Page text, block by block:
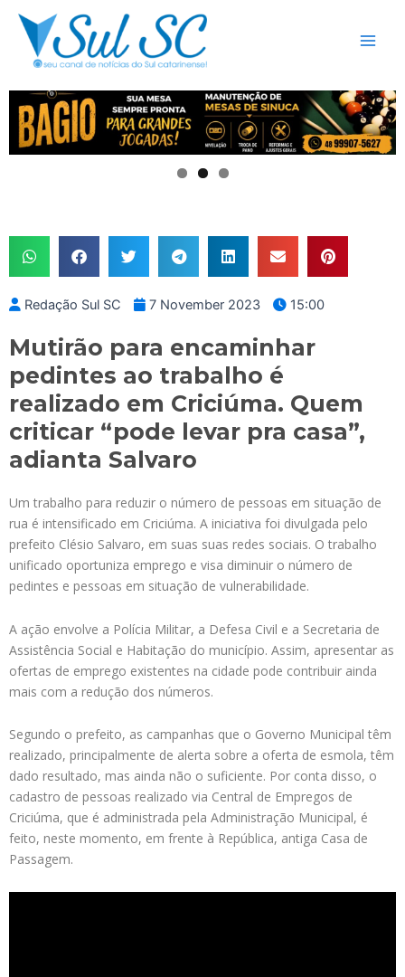
Skip
content
Redação Sul SC 7 November 2023 15:00
Mutirão para encaminhar
pedintes ao trabalho é
realizado em Criciúma. Quem
criticar “pode levar pra casa”,
adianta Salvaro
Um trabalho para reduzir o número de pessoas em situação de
rua é intensificado em Criciúma. A iniciativa foi divulgada pelo
prefeito Clésio Salvaro, em suas suas redes sociais. O trabalho
unificado oportuniza emprego e visa diminuir o número de
pedintes e pessoas em situação de vulnerabilidade.
A ação envolve a Polícia Militar, a Defesa Civil e a Secretaria de
Assistência Social e Habitação do município. Assim, apresentar as
ofertas de emprego existentes na cidade pode contribuir ainda
mais com a redução dos números.
Segundo o prefeito, as campanhas que o Governo Municipal têm
realizado, principalmente de alerta sobre a oferta de esmola, têm
dado resultado, mas ainda não o suficiente. Por conta disso, o
cadastro de pessoas realizado via Central de Empregos de
Criciúma, que é administrada pela Administração Municipal, é
feito, neste momento, em frente à República, antiga Casa de
Passagem.